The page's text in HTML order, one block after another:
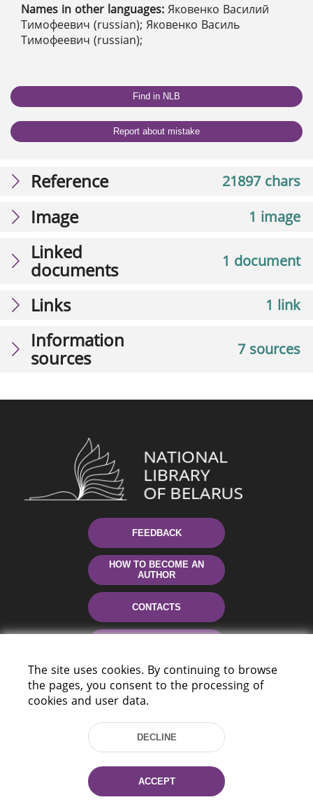
Names in other languages: Яковенко Василий
Тимофеевич (russian); Яковенко Василь
Тимофеевич (russian);
Find in NLB
Report about mistake
21897 chars
Reference
1 image
Image
1 document
Linked
documents
1 link
Links
7 sources
Information
sources
FEEDBACK
HOW TO BECOME AN
AUTHOR
CONTACTS
220114, Niezaležnasci Ave. 116, Minsk,
The site uses cookies. By continuing to browse
the pages, you consent to the processing of
cookies and user data.
DECLINE
ACCEPT